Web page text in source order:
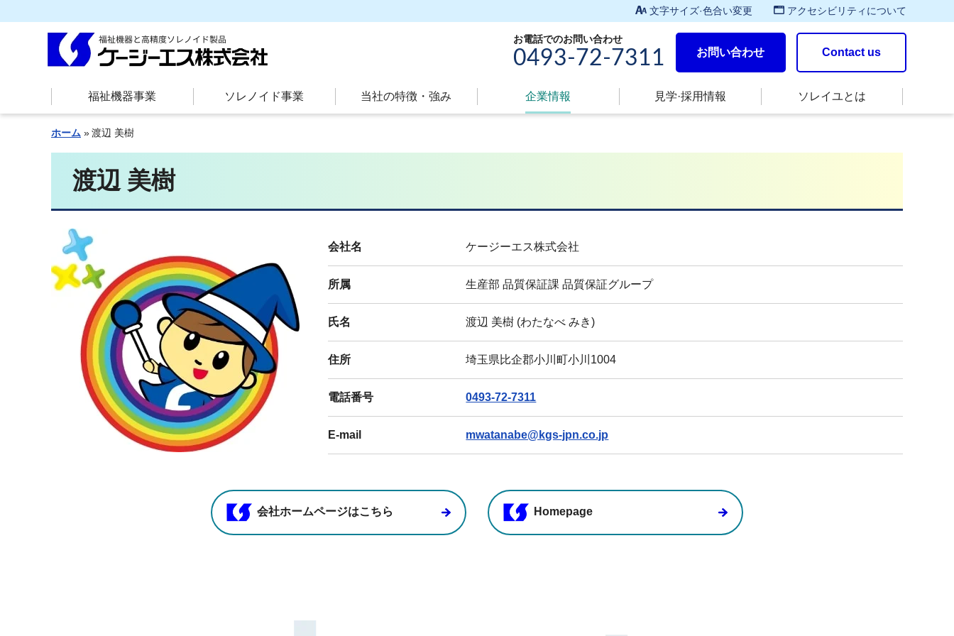
文字サイズ·色合い変更 アクセシビリティについて
お電話でのお問い合わせ
0493-72-7311 お問い合わせ Contact us
福祉機器事業 ソレノイド事業 当社の特徴・強み
現
在
ペ
企業情報 見学·採用情報 ソレイユとは
ホーム 渡辺 美樹
渡辺 美樹
会社名 ケージーエス株式会社
所属 生産部 品質保証課 品質保証グループ
氏名 渡辺 美樹 (わたなべ みき)
住所 埼玉県比企郡小川町小川1004
電話番号 0493-72-7311
E-mail mwatanabe@kgs-jpn.co.jp
会社ホームページはこちら Homepage